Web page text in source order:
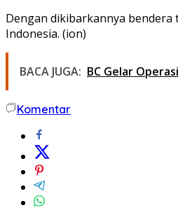
Dengan dikibarkannya
Indonesia. (ion)
BACA JUGA: BC Gelar
Komentar